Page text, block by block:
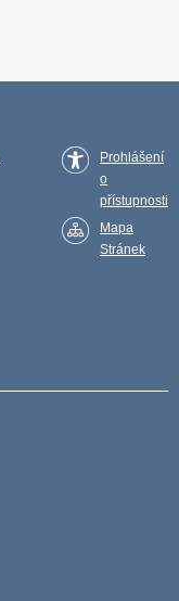
Prohlášení
o
přístupnosti
Mapa
Stránek